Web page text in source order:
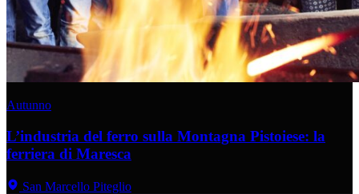
Autunno
L’industria del ferro sulla Montagna Pistoiese: la
ferriera di Maresca
San Marcello Piteglio